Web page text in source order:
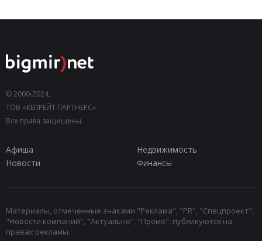
© 2000-2024,
ТОВ «КЕПРЕЙТ ПАРТНЕРС».
Все права защищены.
Афиша
Недвижимость
Новости
Финансы
Материалы, отмеченные знаками "Реклама", "PR", "Спецпроект",
"Новости компаний", "Актуально", "Промо", публикуются на
правах рекламы.